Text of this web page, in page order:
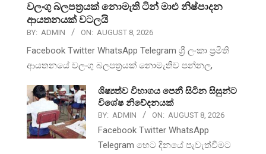
වලංගු බලපත්‍රයක් නොමැති ටින් මාළු නිෂ්පාදන
ආයතනයක් වටලයි
BY: ADMIN ON: AUGUST 8, 2026
Facebook Twitter WhatsApp Telegram ශ්‍රී ලංකා ප්‍රමිති
ආයතනයේ වලංගු බලපත්‍රයක් නොමැතිව පන්නල,
ශිෂ්‍යත්ව විභාගය පෙනී සිටින සිසුන්ට
විශේෂ නිවේදනයක්
BY: ADMIN ON: AUGUST 8, 2026
Facebook Twitter WhatsApp
Telegram හෙට දිනයේ පැවැත්වීමට